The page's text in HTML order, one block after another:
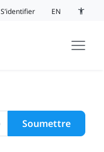
S’identifier
EN
Soumettre